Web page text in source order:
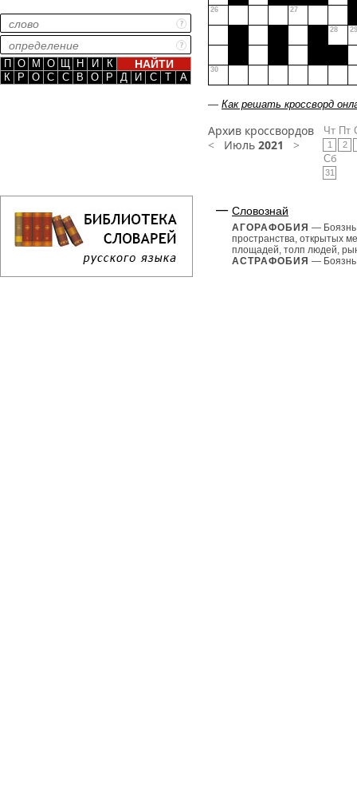
П О М О Щ Н И
К
К
Р О С С В О Р Д И С Т А
26 27
28 29
30
— Как решать кроссворд
Архив кроссвордов
< Июль 2021 >
Чт
1
Пт
2
Сб
31
Словознай
АГОРАФОБИЯ — Боязнь
пространства, открытых
площадей, толп людей,
АСТРАФОБИЯ —